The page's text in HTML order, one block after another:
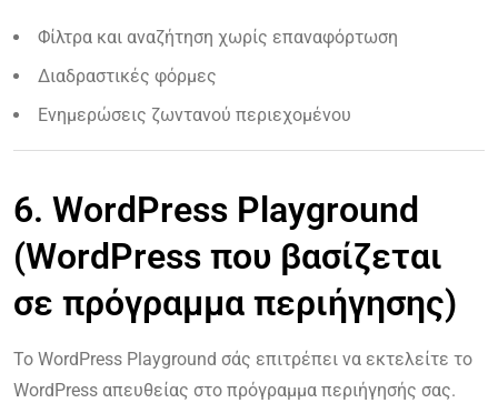
Φίλτρα και αναζήτηση χωρίς επαναφόρτωση
Διαδραστικές φόρμες
Ενημερώσεις ζωντανού περιεχομένου
6. WordPress Playground
(WordPress που βασίζεται
σε πρόγραμμα περιήγησης)
Το WordPress Playground σάς επιτρέπει να εκτελείτε το
WordPress απευθείας στο πρόγραμμα περιήγησής σας.